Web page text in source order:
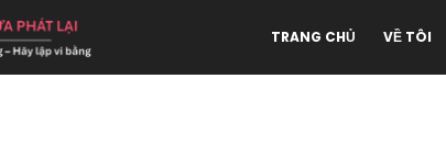
TRANG CHỦ VỀ TÔI